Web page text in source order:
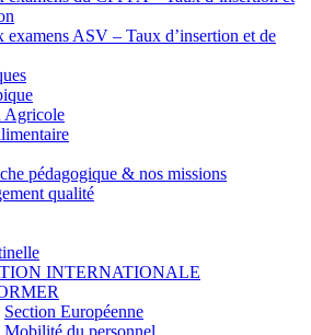
examens ASV – Taux d’insertion et de
Agricole
pédagogique & nos missions
qualité
INTERNATIONALE
Section Européenne
Mobilité du personnel